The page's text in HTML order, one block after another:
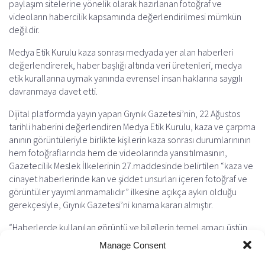
Manage Consent
e
b
o
o
k
l
t
s
p
p
e
g
a
m
e
a
s
r
e
paylaşım sitelerine yönelik olarak hazırlanan fotoğraf ve
videoların habercilik kapsamında değerlendirilmesi mümkün
değildir.
Medya Etik Kurulu kaza sonrası medyada yer alan haberleri
değerlendirerek, haber başlığı altında veri üretenleri, medya
etik kurallarına uymak yanında evrensel insan haklarına saygılı
davranmaya davet etti.
Dijital platformda yayın yapan Gıynık Gazetesi’nin, 22 Ağustos
tarihli haberini değerlendiren Medya Etik Kurulu, kaza ve çarpma
anının görüntüleriyle birlikte kişilerin kaza sonrası durumlarınının
hem fotoğraflarında hem de videolarında yansıtılmasının,
Gazetecilik Meslek İlkelerinin 27.maddesinde belirtilen “kaza ve
cinayet haberlerinde kan ve şiddet unsurları içeren fotoğraf ve
görüntüler yayımlanmamalıdır” ilkesine açıkça aykırı olduğu
gerekçesiyle, Gıynık Gazetesi’ni kınama kararı almıştır.
“Haberlerde kullanılan görüntü ve bilgilerin temel amacı üstün
kamu yararına hizmet etmektir” ifadelerini kullanan Medya Etik
Kurulu, açıklamasında, hayatını kaybetmiş ya da yaralı kişilerin ilk